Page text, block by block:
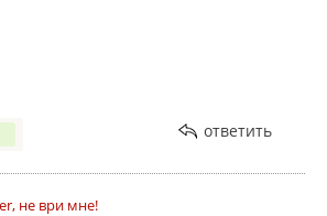
ответить
не ври мне!